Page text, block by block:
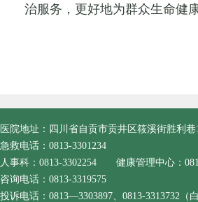
治服务，更好地为群众生命健
医院地址：四川省自贡市贡井区筱溪街胜利巷
急救电话：0813-3301234
人事科：0813-3302254 健康管理中心：
咨询电话：0813-3319575
投诉电话：0813—3303897、0813-3313732（白